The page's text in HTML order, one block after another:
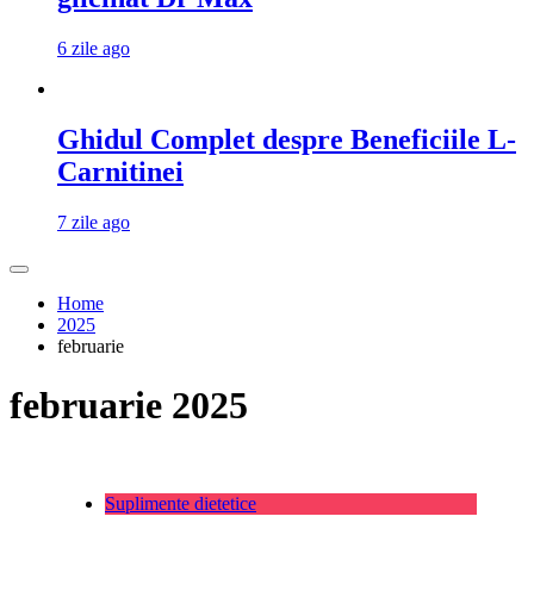
6 zile ago
Ghidul Complet despre Beneficiile L-
Carnitinei
7 zile ago
Home
2025
februarie
februarie 2025
Suplimente dietetice